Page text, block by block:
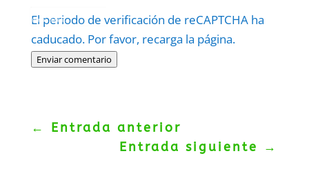
El periodo de verificación de reCAPTCHA ha
caducado. Por favor, recarga la página.
Enviar comentario
Politica–Términos.
← Entrada anterior
Entrada siguiente
→